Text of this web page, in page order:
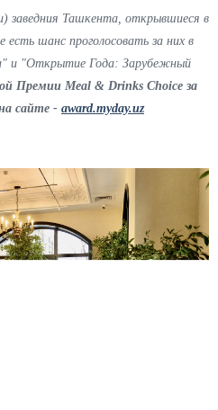
заведния Ташкента, открывшиеся в
шанс проголосовать за них в
и "Открытие Года: Зарубежный
Премии Meal & Drinks Choice за
сайте - award.myday.uz